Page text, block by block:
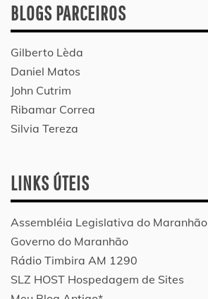
BLOGS PARCEIROS
Gilberto Lèda
Daniel Matos
John Cutrim
Ribamar Correa
Silvia Tereza
LINKS ÚTEIS
Assembléia Legislativa do Maranhão
Governo do Maranhão
Rádio Timbira AM 1290
SLZ HOST Hospedagem de Sites